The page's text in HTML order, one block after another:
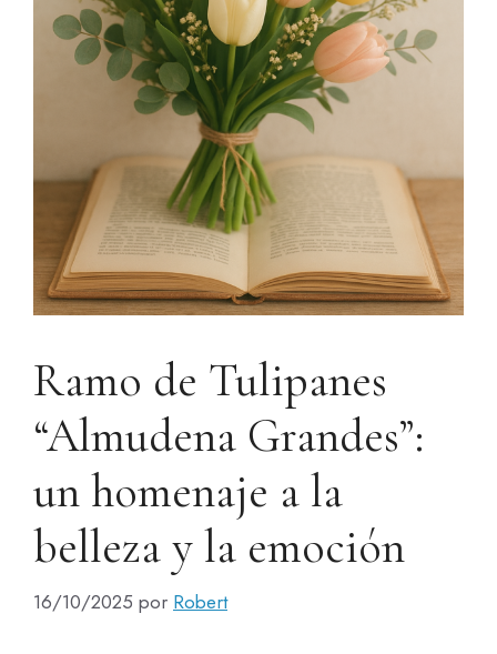
Ramo de Tulipanes
“Almudena Grandes”:
un homenaje a la
belleza y la emoción
16/10/2025 por Robert